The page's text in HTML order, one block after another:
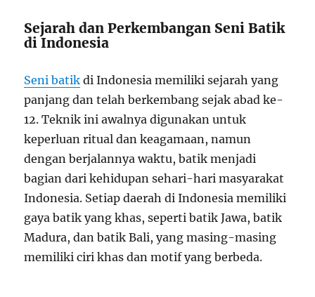
Sejarah dan Perkembangan Seni Batik
di Indonesia
Seni batik di Indonesia memiliki sejarah yang
panjang dan telah berkembang sejak abad ke-
12. Teknik ini awalnya digunakan untuk
keperluan ritual dan keagamaan, namun
dengan berjalannya waktu, batik menjadi
bagian dari kehidupan sehari-hari masyarakat
Indonesia. Setiap daerah di Indonesia memiliki
gaya batik yang khas, seperti batik Jawa, batik
Madura, dan batik Bali, yang masing-masing
memiliki ciri khas dan motif yang berbeda.